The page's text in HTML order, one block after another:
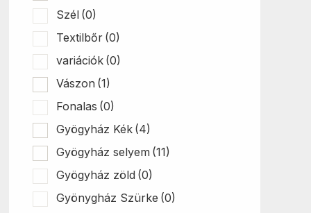
Szél (0)
Textilbőr (0)
variációk (0)
Vászon (1)
Fonalas (0)
Gyögyház Kék (4)
Gyögyház selyem (11)
Gyögyház zöld (0)
Gyönygház Szürke (0)